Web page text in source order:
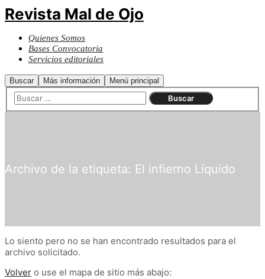
Revista Mal de Ojo
Quienes Somos
Bases Convocatoria
Servicios editoriales
Buscar Más información Menú principal
Archivo de la etiqueta: El infierno Líquido
Lo siento pero no se han encontrado resultados para el
archivo solicitado.
Volver o use el mapa de sitio más abajo: